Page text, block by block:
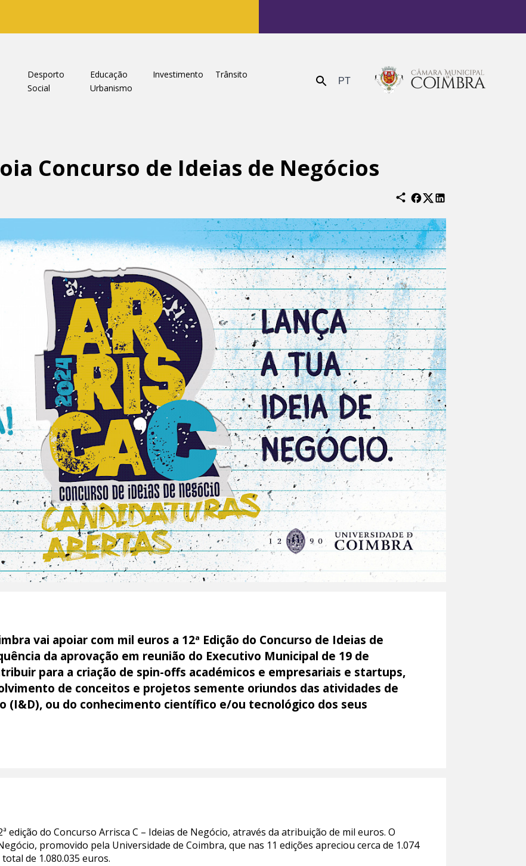
Desporto Educação Investimento
Trânsito
Social Urbanismo Enviar PT
Concurso de Ideias de Negócios
vai apoiar com mil euros a 12ª Edição do Concurso de Ideias de
da aprovação em reunião do Executivo Municipal de 19 de
para a criação de spin-offs académicos e empresariais e startups,
de conceitos e projetos semente oriundos das atividades de
(I&D), ou do conhecimento científico e/ou tecnológico dos seus
edição do Concurso Arrisca C – Ideias de Negócio, através da atribuição de mil euros. O
promovido pela Universidade de Coimbra, que nas 11 edições apreciou cerca de 1.074
de 1.080.035 euros.